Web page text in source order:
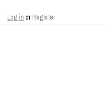
Log in orRegister